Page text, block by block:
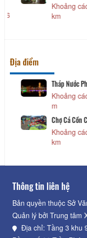
Khoảng cách: 1,93
km
Địa điểm
Trường Dục Thanh
Khoảng cách: 170
Chùa Bà Đức Sanh
Khoảng cách: 310
Thông tin liên hệ
Bản quyền thuộc Sở
Quản lý bởi Trung tâm
Địa chỉ: Tầng 3 khu